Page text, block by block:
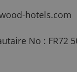
hotels.com
No : FR72